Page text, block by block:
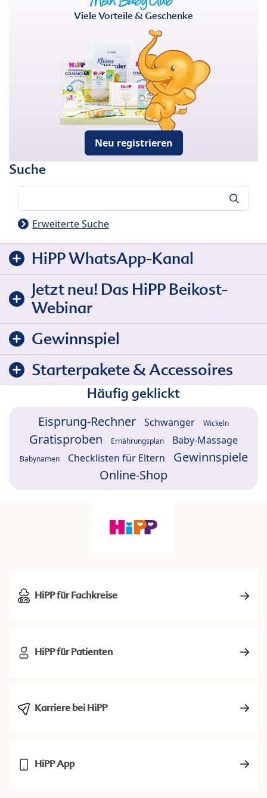
Viele Vorteile & Geschenke
Neu registrieren
Suche
Erweiterte Suche
HiPP WhatsApp-Kanal
Jetzt neu! Das HiPP Beikost-
Webinar
Gewinnspiel
Starterpakete & Accessoires
Häufig geklickt
Eisprung-Rechner Schwanger Wickeln
Gratisproben Ernährungsplan Baby-Massage
Babynamen Checklisten für Eltern
Gewinnspiele
Online-Shop
HiPP für Fachkreise
HiPP für Patienten
Karriere bei HiPP
HiPP App